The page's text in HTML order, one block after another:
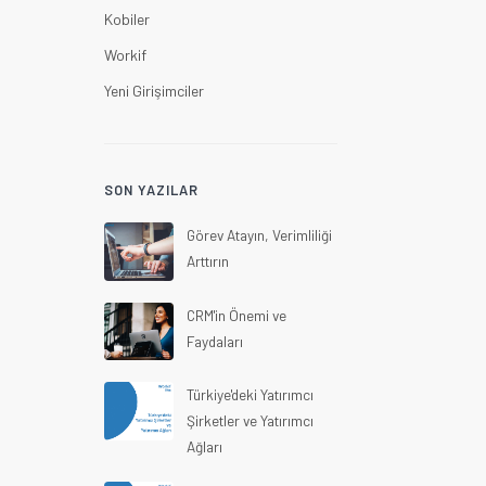
Kobiler
Workif
Yeni Girişimciler
SON YAZILAR
Görev Atayın, Verimliliği
Arttırın
CRM'in Önemi ve
Faydaları
Türkiye'deki Yatırımcı
Şirketler ve Yatırımcı
Ağları